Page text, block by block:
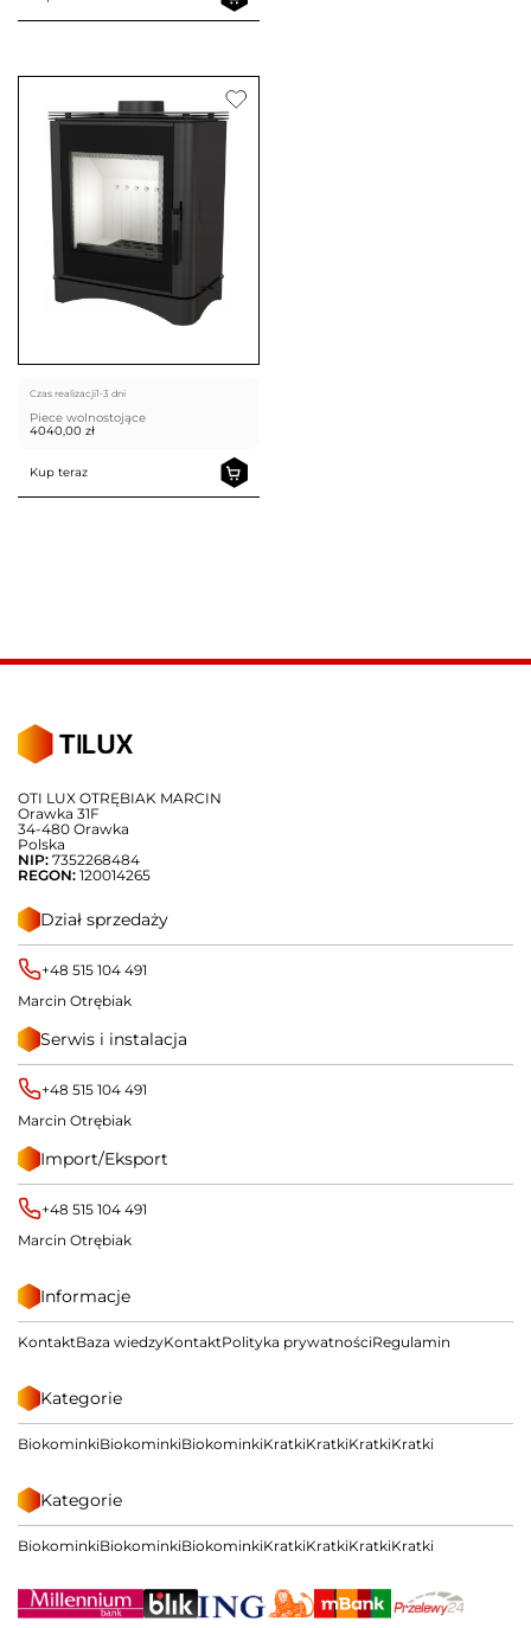
Czas realizacji1-3 dni
Piece wolnostojące
4040,00 zł
Kup teraz
OTI LUX OTRĘBIAK MARCIN
Orawka 31F
34-480 Orawka
Polska
NIP: 7352268484
REGON: 120014265
Dział sprzedaży
+48 515 104 491
Marcin Otrębiak
Serwis i instalacja
+48 515 104 491
Marcin Otrębiak
Import/Eksport
+48 515 104 491
Marcin Otrębiak
Informacje
KontaktBaza wiedzyKontaktPolityka prywatnościRegulamin
Kategorie
BiokominkiBiokominkiBiokominkiKratkiKratkiKratkiKratki
Kategorie
BiokominkiBiokominkiBiokominkiKratkiKratkiKratkiKratki